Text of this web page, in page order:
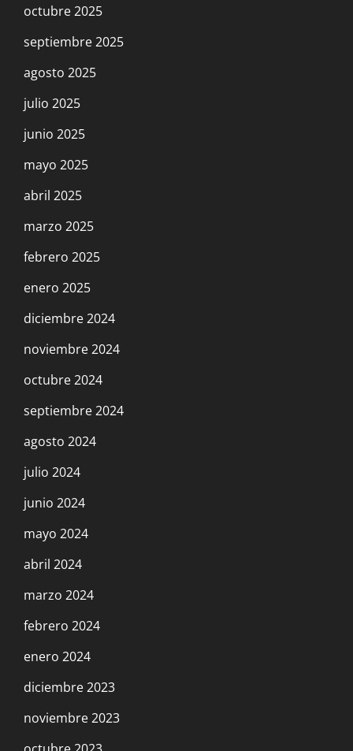
octubre 2025
septiembre 2025
agosto 2025
julio 2025
junio 2025
mayo 2025
abril 2025
marzo 2025
febrero 2025
enero 2025
diciembre 2024
noviembre 2024
octubre 2024
septiembre 2024
agosto 2024
julio 2024
junio 2024
mayo 2024
abril 2024
marzo 2024
febrero 2024
enero 2024
diciembre 2023
noviembre 2023